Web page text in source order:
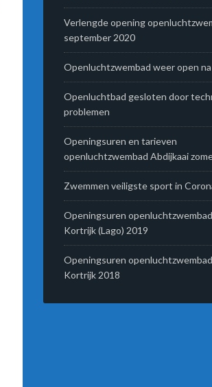
Verlengde opening
september 2020
Openluchtzwembad weer open
Openluchtbad gesloten door
problemen
Openingsuren en tarieven
openluchtzwembad Abdijkaai
Zwemmen veiligste sport in
Openingsuren
Kortrijk (Lago) 2019
Openingsuren
Kortrijk 2018